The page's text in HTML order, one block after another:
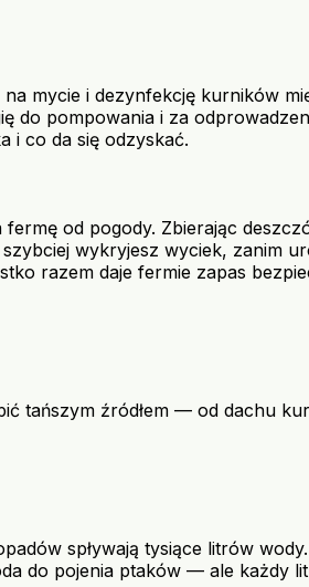
mycie i dezynfekcję kurników
pompowania i za
i co da się odzyskać.
od pogody. Zbierając
wykryjesz wyciek, zanim
razem daje fermie zapas
tańszym źródłem — od dachu
spływają tysiące litrów
do pojenia ptaków — ale każdy